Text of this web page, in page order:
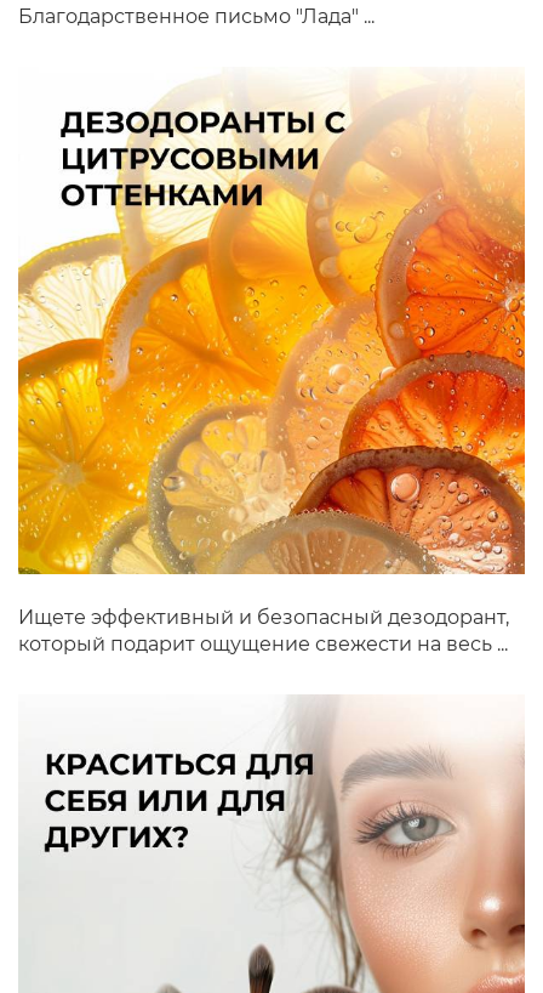
Благодарственное письмо "Лада" ...
Ищете эффективный и безопасный дезодорант,
который подарит ощущение свежести на весь ...